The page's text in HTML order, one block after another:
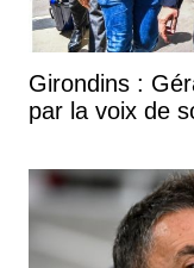
Girondins :
par la voix de